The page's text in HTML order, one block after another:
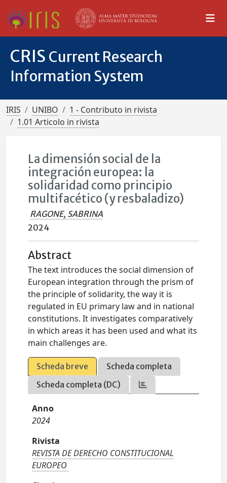
CRIS Current Research
Information System
IRIS UNIBO
1 - Contributo in rivista
1.01 Articolo in rivista
La dimensión social de la
integración europea: la
solidaridad como principio
multifacético (y resbaladizo)
RAGONE, SABRINA
2024
Abstract
The text introduces the social dimension of
European integration through the prism of
the principle of solidarity, the way it is
regulated in EU primary law and in national
constitutions. It investigates comparatively
in which areas it has been used and what its
main challenges are.
Scheda breve
Scheda completa
Scheda completa (DC)
Anno
2024
Rivista
REVISTA DE DERECHO CONSTITUCIONAL
EUROPEO